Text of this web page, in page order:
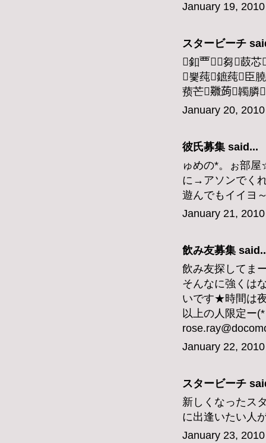
January 19,
スタービーチ
釦覀꟣芻菣
뿣莼鏣莼臣
蓣芒鿦蒟韣膦
January 20,
彼氏募集 said...
ゅめの*。ぉ部
に→アソンでく
遊んでもイイヨ
January 21,
飲み友募集
飲み友探してま
そんなに強くは
いです★時間は
以上の人限定ー
January 22,
スタービーチ
新しくなったス
に出逢いたい人
January 23,